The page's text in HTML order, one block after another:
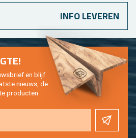
INFO LEVEREN
en blijf
nieuws, de
pro­duc­ten.